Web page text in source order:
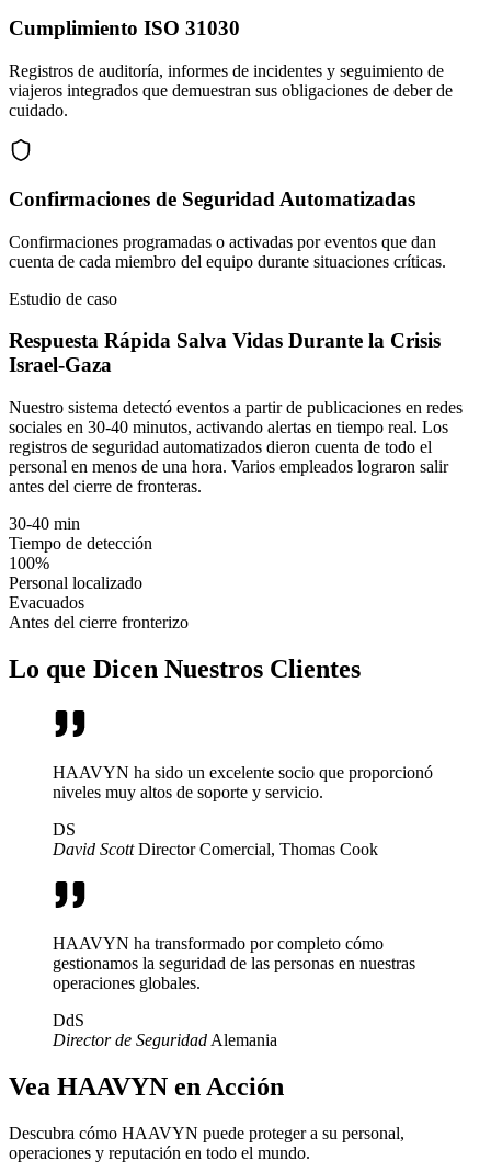
Cumplimiento ISO 31030
Registros de auditoría, informes de incidentes y seguimiento de
viajeros integrados que demuestran sus obligaciones de deber de
cuidado.
Confirmaciones de Seguridad Automatizadas
Confirmaciones programadas o activadas por eventos que dan
cuenta de cada miembro del equipo durante situaciones críticas.
Estudio de caso
Respuesta Rápida Salva Vidas Durante la Crisis
Israel-Gaza
Nuestro sistema detectó eventos a partir de publicaciones en redes
sociales en 30-40 minutos, activando alertas en tiempo real. Los
registros de seguridad automatizados dieron cuenta de todo el
personal en menos de una hora. Varios empleados lograron salir
antes del cierre de fronteras.
30-40 min
Tiempo de detección
100%
Personal localizado
Evacuados
Antes del cierre fronterizo
Lo que Dicen Nuestros Clientes
HAAVYN ha sido un excelente socio que proporcionó
niveles muy altos de soporte y servicio.
DS
David Scott Director Comercial, Thomas Cook
HAAVYN ha transformado por completo cómo
gestionamos la seguridad de las personas en nuestras
operaciones globales.
DdS
Director de Seguridad Alemania
Vea HAAVYN en Acción
Descubra cómo HAAVYN puede proteger a su personal,
operaciones y reputación en todo el mundo.